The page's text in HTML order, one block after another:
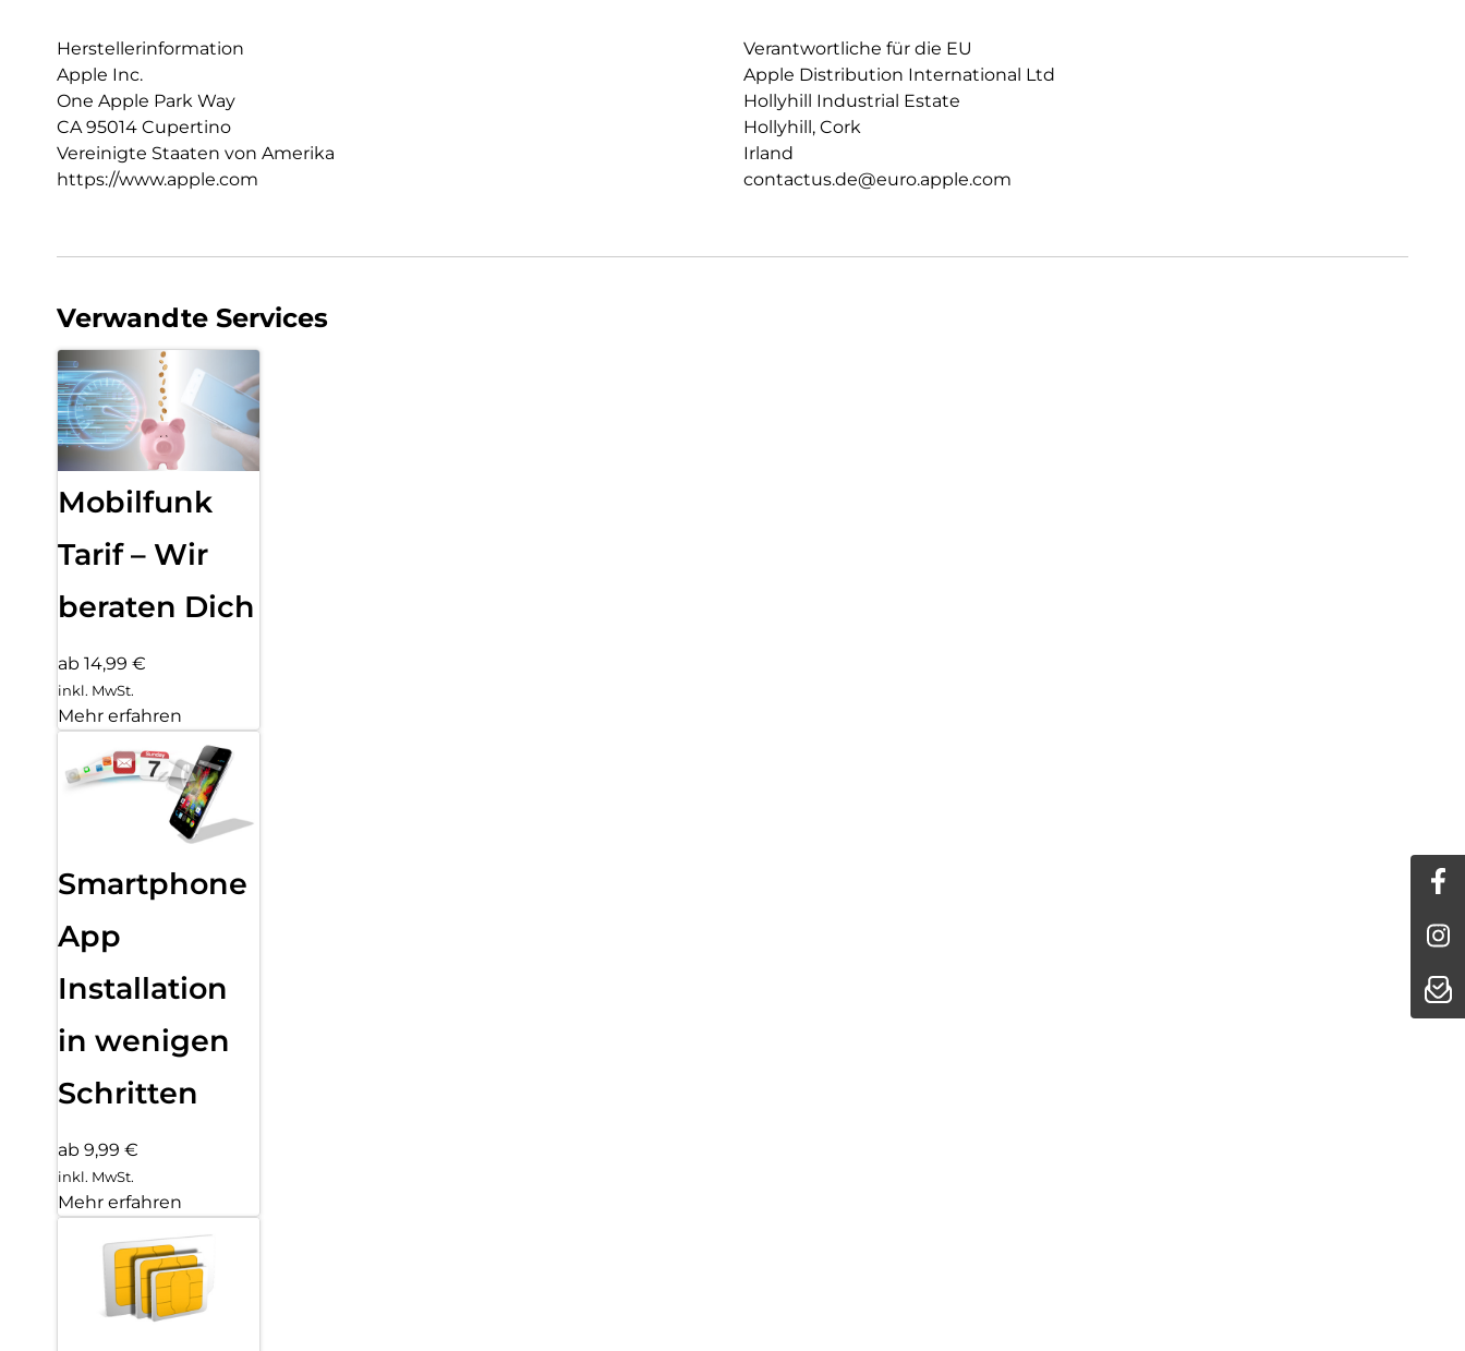
Herstellerinformation
Apple Inc.
One Apple Park Way
CA 95014 Cupertino
Vereinigte Staaten von Amerika
https://www.apple.com
Verantwortliche für die EU
Apple Distribution International Ltd
Hollyhill Industrial Estate
Hollyhill, Cork
Irland
contactus.de@euro.apple.com
Verwandte Services
Mobilfunk
Tarif – Wir
beraten Dich
ab 14,99 €
inkl. MwSt.
Mehr erfahren
Smartphone
App
Installation
in wenigen
Schritten
ab 9,99 €
inkl. MwSt.
Mehr erfahren